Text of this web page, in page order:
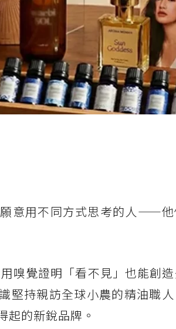
意用不同方式思考的人——
嗅覺證明「看不見」也能創
堅持親訪全球小農的精油職
起的新銳品牌。